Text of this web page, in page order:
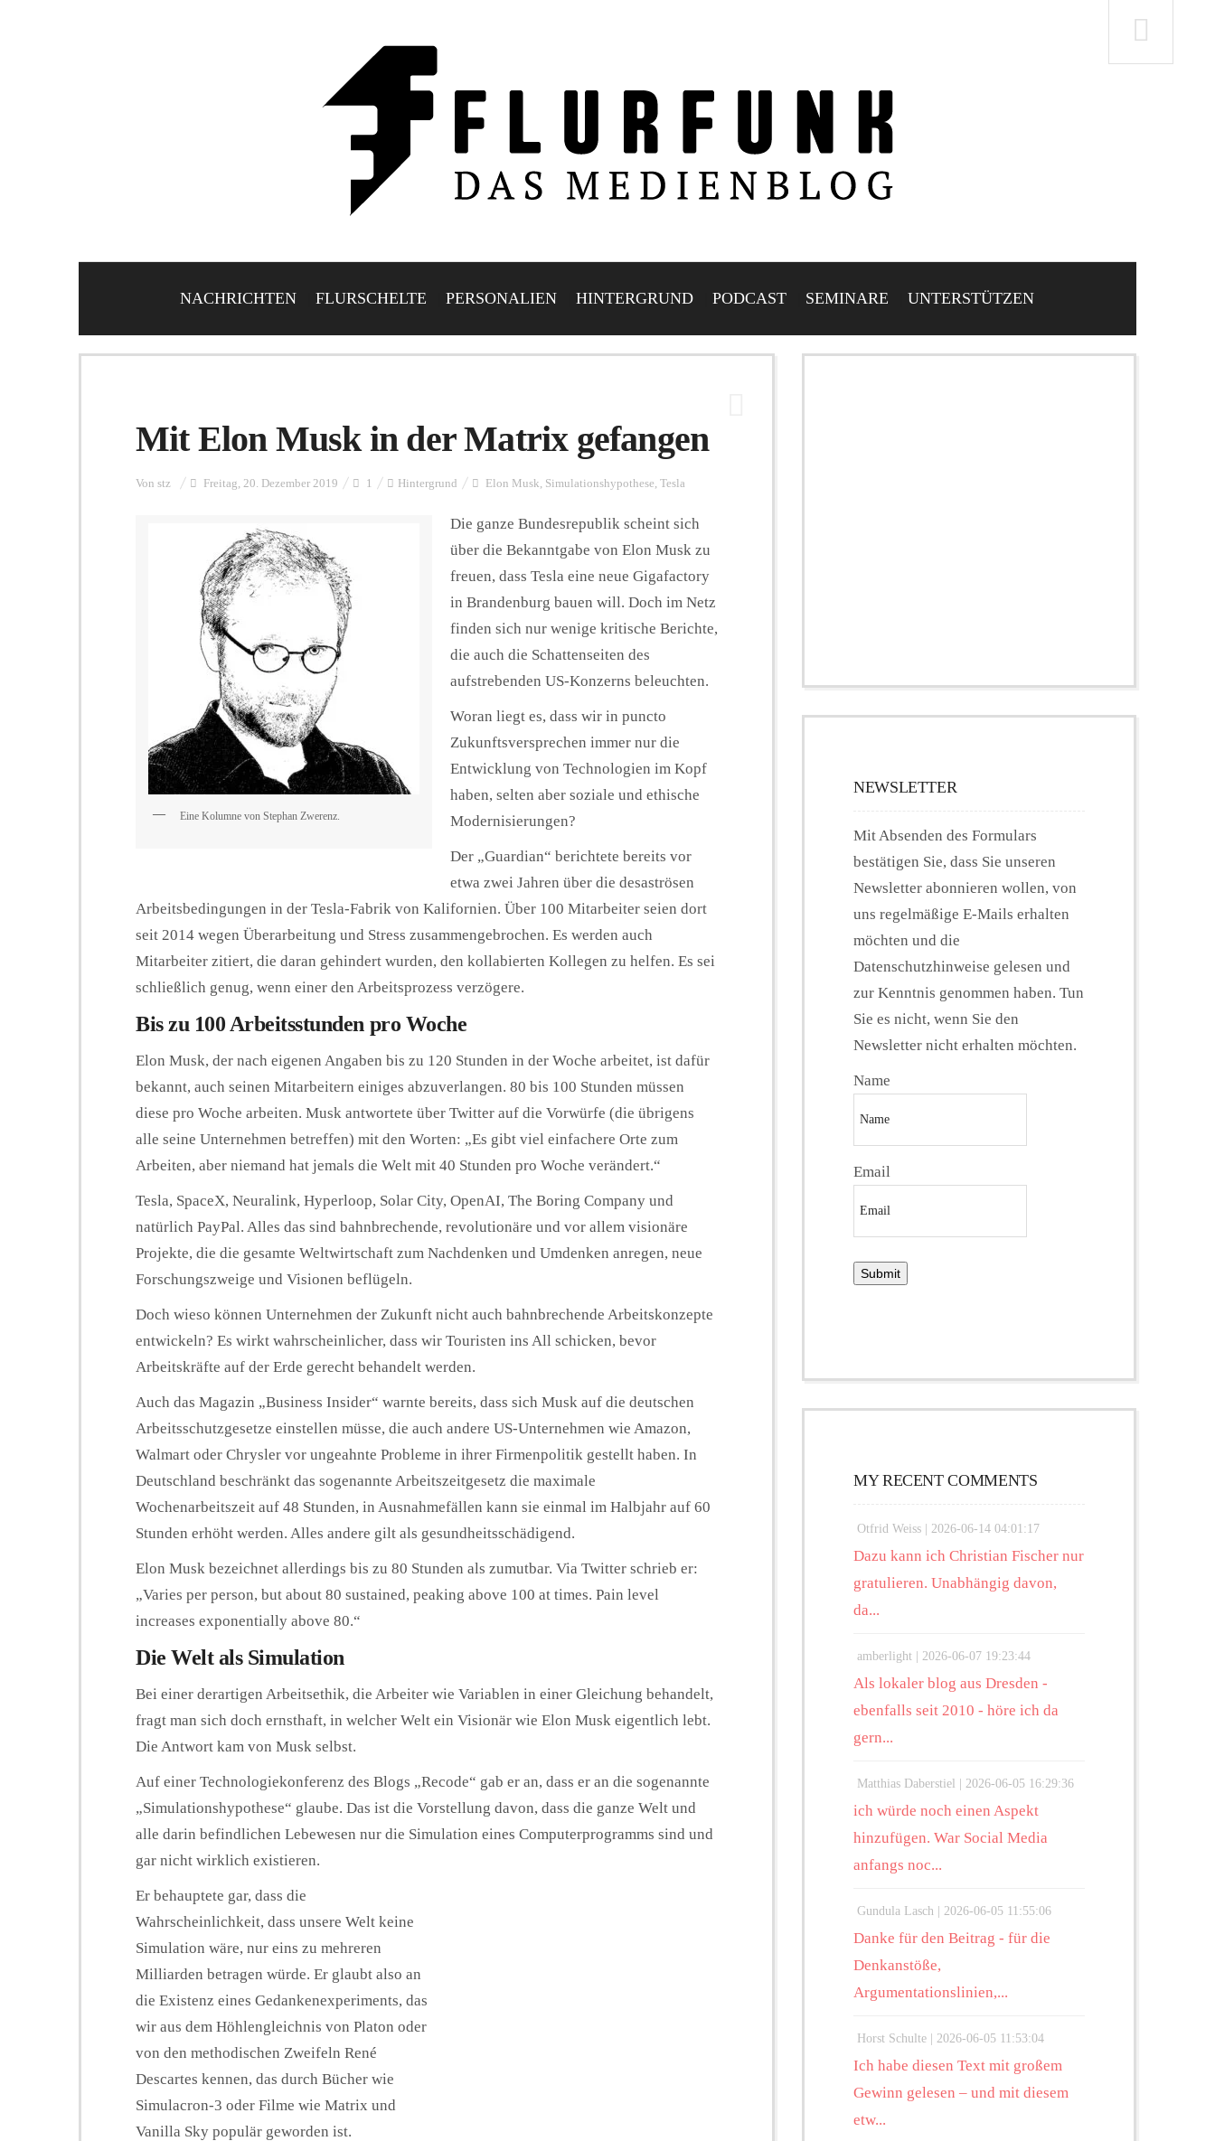
NACHRICHTEN FLURSCHELTE PERSONALIEN HINTERGRUND PODCAST SEMINARE UNTERSTÜTZEN
Mit Elon Musk in der Matrix gefangen
Von stz Freitag, 20. Dezember 2019 1 Hintergrund Elon Musk, Simulationshypothese, Tesla
Eine Kolumne von Stephan Zwerenz.
Die ganze Bundesrepublik scheint sich
über die Bekanntgabe von Elon Musk zu
freuen, dass Tesla eine neue Gigafactory
in Brandenburg bauen will. Doch im Netz
finden sich nur wenige kritische Berichte,
die auch die Schattenseiten des
aufstrebenden US-Konzerns beleuchten.
Woran liegt es, dass wir in puncto
Zukunftsversprechen immer nur die
Entwicklung von Technologien im Kopf
haben, selten aber soziale und ethische
Modernisierungen?
Der „Guardian“ berichtete bereits vor
etwa zwei Jahren über die desaströsen
Arbeitsbedingungen in der Tesla-Fabrik von Kalifornien. Über 100 Mitarbeiter seien dort
seit 2014 wegen Überarbeitung und Stress zusammengebrochen. Es werden auch
Mitarbeiter zitiert, die daran gehindert wurden, den kollabierten Kollegen zu helfen. Es sei
schließlich genug, wenn einer den Arbeitsprozess verzögere.
Bis zu 100 Arbeitsstunden pro Woche
Elon Musk, der nach eigenen Angaben bis zu 120 Stunden in der Woche arbeitet, ist dafür
bekannt, auch seinen Mitarbeitern einiges abzuverlangen. 80 bis 100 Stunden müssen
diese pro Woche arbeiten. Musk antwortete über Twitter auf die Vorwürfe (die übrigens
alle seine Unternehmen betreffen) mit den Worten: „Es gibt viel einfachere Orte zum
Arbeiten, aber niemand hat jemals die Welt mit 40 Stunden pro Woche verändert.“
Tesla, SpaceX, Neuralink, Hyperloop, Solar City, OpenAI, The Boring Company und
natürlich PayPal. Alles das sind bahnbrechende, revolutionäre und vor allem visionäre
Projekte, die die gesamte Weltwirtschaft zum Nachdenken und Umdenken anregen, neue
Forschungszweige und Visionen beflügeln.
Doch wieso können Unternehmen der Zukunft nicht auch bahnbrechende Arbeitskonzepte
entwickeln? Es wirkt wahrscheinlicher, dass wir Touristen ins All schicken, bevor
Arbeitskräfte auf der Erde gerecht behandelt werden.
Auch das Magazin „Business Insider“ warnte bereits, dass sich Musk auf die deutschen
Arbeitsschutzgesetze einstellen müsse, die auch andere US-Unternehmen wie Amazon,
Walmart oder Chrysler vor ungeahnte Probleme in ihrer Firmenpolitik gestellt haben. In
Deutschland beschränkt das sogenannte Arbeitszeitgesetz die maximale
Wochenarbeitszeit auf 48 Stunden, in Ausnahmefällen kann sie einmal im Halbjahr auf 60
Stunden erhöht werden. Alles andere gilt als gesundheitsschädigend.
Elon Musk bezeichnet allerdings bis zu 80 Stunden als zumutbar. Via Twitter schrieb er:
„Varies per person, but about 80 sustained, peaking above 100 at times. Pain level
increases exponentially above 80.“
Die Welt als Simulation
Bei einer derartigen Arbeitsethik, die Arbeiter wie Variablen in einer Gleichung behandelt,
fragt man sich doch ernsthaft, in welcher Welt ein Visionär wie Elon Musk eigentlich lebt.
Die Antwort kam von Musk selbst.
Auf einer Technologiekonferenz des Blogs „Recode“ gab er an, dass er an die sogenannte
„Simulationshypothese“ glaube. Das ist die Vorstellung davon, dass die ganze Welt und
alle darin befindlichen Lebewesen nur die Simulation eines Computerprogramms sind und
gar nicht wirklich existieren.
Er behauptete gar, dass die
Wahrscheinlichkeit, dass unsere Welt keine
Simulation wäre, nur eins zu mehreren
Milliarden betragen würde. Er glaubt also an
die Existenz eines Gedankenexperiments, das
wir aus dem Höhlengleichnis von Platon oder
von den methodischen Zweifeln René
Descartes kennen, das durch Bücher wie
Simulacron-3 oder Filme wie Matrix und
Vanilla Sky populär geworden ist.
NEWSLETTER
Mit Absenden des Formulars
bestätigen Sie, dass Sie unseren
Newsletter abonnieren wollen, von
uns regelmäßige E-Mails erhalten
möchten und die
Datenschutzhinweise gelesen und
zur Kenntnis genommen haben. Tun
Sie es nicht, wenn Sie den
Newsletter nicht erhalten möchten.
Name
Email
MY RECENT COMMENTS
Otfrid Weiss | 2026-06-14 04:01:17
Dazu kann ich Christian Fischer nur
gratulieren. Unabhängig davon,
da...
amberlight | 2026-06-07 19:23:44
Als lokaler blog aus Dresden -
ebenfalls seit 2010 - höre ich da
gern...
Matthias Daberstiel | 2026-06-05 16:29:36
ich würde noch einen Aspekt
hinzufügen. War Social Media
anfangs noc...
Gundula Lasch | 2026-06-05 11:55:06
Danke für den Beitrag - für die
Denkanstöße,
Argumentationslinien,...
Horst Schulte | 2026-06-05 11:53:04
Ich habe diesen Text mit großem
Gewinn gelesen – und mit diesem
etw...